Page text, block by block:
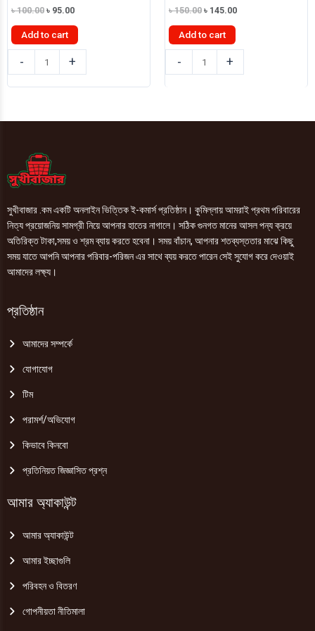
৳100.00 Original
was:
৳ 100.00.
৳ 95.00Current
৳ 95.00.
Add to cart
-
বার-
বি-
চানাচুর
+
৳150.00 Original
was:
৳ 150.00.
৳ 145.00Current
Add to cart
-
বার-
বি-
চানাচুর
+
সুখীবাজার .কম একটি অনলাইন ভিত্তিক ই-কমার্স প্রতিষ্ঠান। কুমিল্লায় আমরাই প্রথম পরিবারের
নিত্য প্রয়োজনিয় সামগ্রী নিয়ে আপনার হাতের নাগালে। সঠিক গুনগত মানের আসল পন্য ক্রয়ে
অতিরিক্ত টাকা,সময় ও শ্রম ব্যায় করতে হবেনা। সময় বাঁচান, আপনার শতব্যস্ততার মাঝে কিছু
সময় যাতে আপনি আপনার পরিবার-পরিজন এর সাথে ব্যয় করতে পারেন সেই সুযোগ করে দেওয়াই
আমাদের লক্ষ্য।
প্রতিষ্ঠান
আমাদের সম্পর্কে
যোগাযোগ
টিম
পরামর্শ/অভিযোগ
কিভাবে কিনবো
প্রতিনিয়ত জিজ্ঞাসিত প্রশ্ন
আমার অ্যাকাউন্ট
আমার অ্যাকাউন্ট
আমার ইচ্ছাগুলি
পরিবহন ও বিতরণ
গোপনীয়তা নীতিমালা